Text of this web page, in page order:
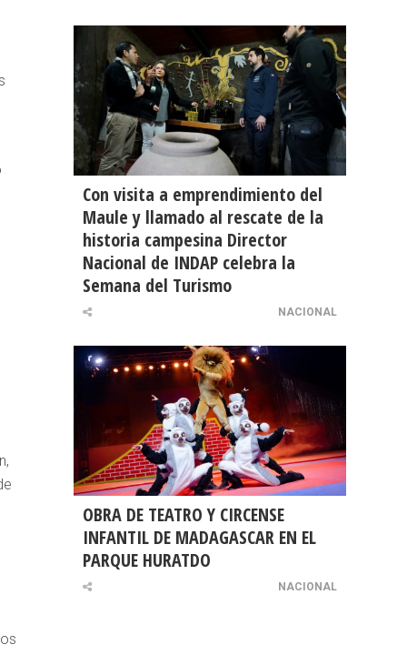
Con visita a emprendimiento del
Maule y llamado al rescate de la
historia campesina Director
Nacional de INDAP celebra la
Semana del Turismo
NACIONAL
OBRA DE TEATRO Y CIRCENSE
INFANTIL DE MADAGASCAR EN EL
PARQUE HURATDO
NACIONAL